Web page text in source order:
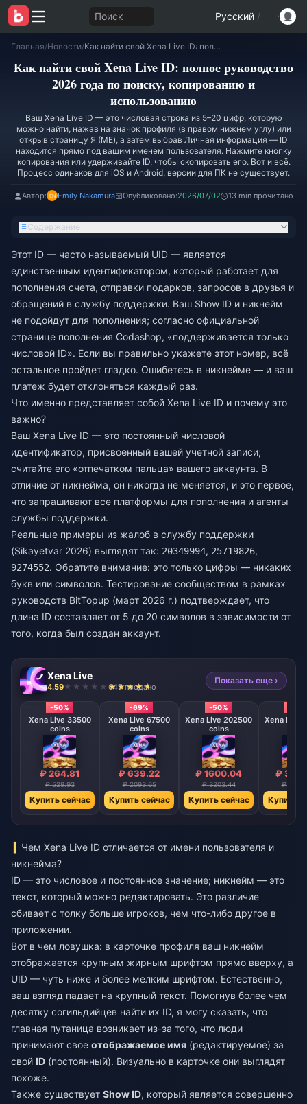
Поиск Русский /
Главная/Новости/ Как найти свой Xena Live ID: полное руководство 2026 года по поиску, копированию и использованию
Как найти свой Xena Live ID: полное руководство
2026 года по поиску, копированию и
использованию
Ваш Xena Live ID — это числовая строка из 5–20 цифр, которую
можно найти, нажав на значок профиля (в правом нижнем углу) или
открыв страницу Я (ME), а затем выбрав Личная информация — ID
находится прямо под вашим именем пользователя. Нажмите кнопку
копирования или удерживайте ID, чтобы скопировать его. Вот и всё.
Процесс одинаков для iOS и Android, версии для ПК не существует.
Автор: Emily Nakamura Опубликовано:2026/07/02 13 min прочитано
Содержание
Этот ID — часто называемый UID — является
единственным идентификатором, который работает для
пополнения счета, отправки подарков, запросов в друзья и
обращений в службу поддержки. Ваш Show ID и никнейм
не подойдут для пополнения; согласно официальной
странице пополнения Codashop, «поддерживается только
числовой ID». Если вы правильно укажете этот номер, всё
остальное пройдет гладко. Ошибетесь в никнейме — и ваш
платеж будет отклоняться каждый раз.
Что именно представляет собой Xena Live ID и почему это
важно?
Ваш Xena Live ID — это постоянный числовой
идентификатор, присвоенный вашей учетной записи;
считайте его «отпечатком пальца» вашего аккаунта. В
отличие от никнейма, он никогда не меняется, и это первое,
что запрашивают все платформы для пополнения и агенты
службы поддержки.
Реальные примеры из жалоб в службу поддержки
(Sikayetvar 2026) выглядят так: 20349994, 25719826,
9274552. Обратите внимание: это только цифры — никаких
букв или символов. Тестирование сообществом в рамках
руководств BitTopup (март 2026 г.) подтверждает, что
длина ID составляет от 5 до 20 символов в зависимости от
того, когда был создан аккаунт.
Xena Live
4.59 645 продано
Показать еще ›
-50%
Xena Live 33500
coins
₽ 264.81
₽ 529.93
Купить сейчас
-69%
Xena Live 67500
coins
₽ 639.22
₽ 2093.65
Купить сейчас
-50%
Xena Live 202500
coins
₽ 1600.04
₽ 3203.44
Купить сейчас
Xena Live
₽
₽
Купить
Чем Xena Live ID отличается от имени пользователя и
никнейма?
ID — это числовое и постоянное значение; никнейм — это
текст, который можно редактировать. Это различие
сбивает с толку больше игроков, чем что-либо другое в
приложении.
Вот в чем ловушка: в карточке профиля ваш никнейм
отображается крупным жирным шрифтом прямо вверху, а
UID — чуть ниже и более мелким шрифтом. Естественно,
ваш взгляд падает на крупный текст. Помогнув более чем
десятку согильдийцев найти их ID, я могу сказать, что
главная путаница возникает из-за того, что люди
принимают свое отображаемое имя (редактируемое) за
свой ID (постоянный). Визуально в карточке они выглядят
похоже.
Также существует Show ID, который является совершенно